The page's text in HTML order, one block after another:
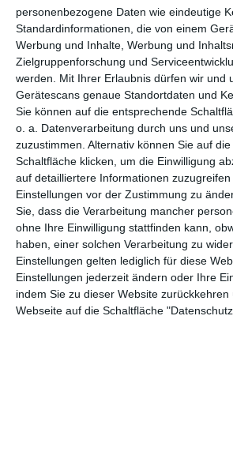
personenbezogene Daten wie eindeutige
Standardinformationen, die von einem
Werbung und Inhalte, Werbung und
Zielgruppenforschung und
werden. Mit Ihrer Erlaubnis dürfen wir und
Gerätescans genaue Standortdaten und
Sie können auf die entsprechende
o. a. Datenverarbeitung durch uns und
zuzustimmen. Alternativ können Sie auf
Schaltfläche klicken, um die Einwilligung
auf detailliertere Informationen
Einstellungen vor der Zustimmung zu
Sie, dass die Verarbeitung mancher
ohne Ihre Einwilligung stattfinden kann,
haben, einer solchen Verarbeitung zu
Einstellungen gelten lediglich für diese
Einstellungen jederzeit ändern oder Ihre
indem Sie zu dieser Website
Webseite auf die Schaltfläche
Neben den Filmen bietet Annecy erneut
Das ist zwar den Umständen
enthält aber ein paar interessante Making-
kommende Filme. Vor allem aber die
sich nicht entgehen lassen, allen voran
AnimationslegendenRon Clements
zusammen unter anderem bei den
Meerjungfrau und Aladdin
Regie
des Animationsfilms sprechen. Mehr Infos
Programm findet ihr auf
Unsere Rezensionen
2020